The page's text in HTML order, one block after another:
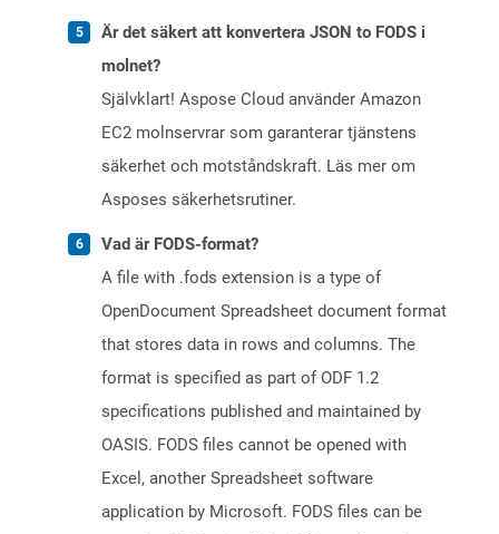
Är det säkert att konvertera JSON to FODS i
molnet?
Självklart! Aspose Cloud använder Amazon
EC2 molnservrar som garanterar tjänstens
säkerhet och motståndskraft. Läs mer om
Asposes säkerhetsrutiner.
Vad är FODS-format?
A file with .fods extension is a type of
OpenDocument Spreadsheet document format
that stores data in rows and columns. The
format is specified as part of ODF 1.2
specifications published and maintained by
OASIS. FODS files cannot be opened with
Excel, another Spreadsheet software
application by Microsoft. FODS files can be